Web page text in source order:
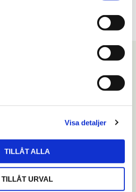
Visa detaljer
TILLÅT ALLA
TILLÅT URVAL
⭢kontakta oss